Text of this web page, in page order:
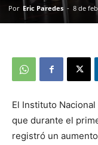
Por Eric Paredes - 8 de
El Instituto
que durante el
registró un